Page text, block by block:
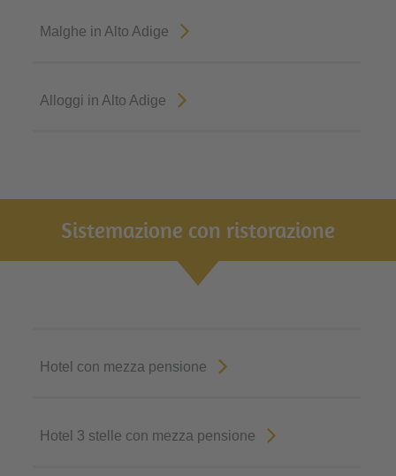
Malghe in Alto Adige
Alloggi in Alto Adige
Sistemazione con ristorazione
Hotel con mezza pensione
Hotel 3 stelle con mezza pensione